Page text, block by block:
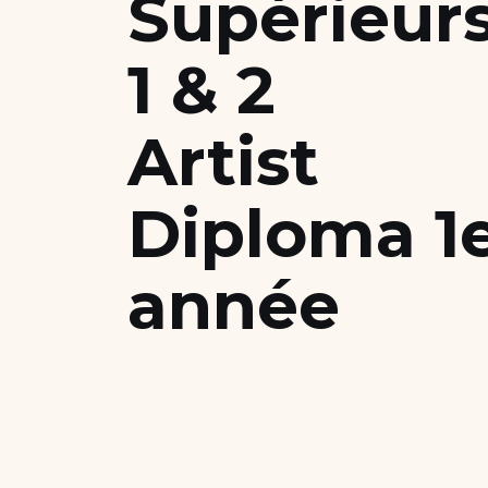
Nous soutenir
Candidater
1 & 2
Artist
Diploma
année